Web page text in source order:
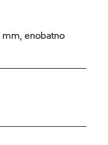
enobatno